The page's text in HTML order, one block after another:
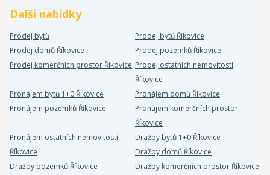
Další nabídky
Prodej bytů
Prodej bytů Říkovice
Prodej domů Říkovice
Prodej pozemků Říkovice
Prodej komerčních prostor Říkovice Prodej ostatních nemovitostí
Říkovice
Pronájem bytů 1+0 Říkovice
Pronájem domů Říkovice
Pronájem pozemků Říkovice
Pronájem komerčních prostor
Říkovice
Pronájem ostatních nemovitostí
Říkovice
Dražby bytů 1+0 Říkovice
Dražby domů Říkovice
Dražby pozemků Říkovice
Dražby komerčních prostor Říkovice